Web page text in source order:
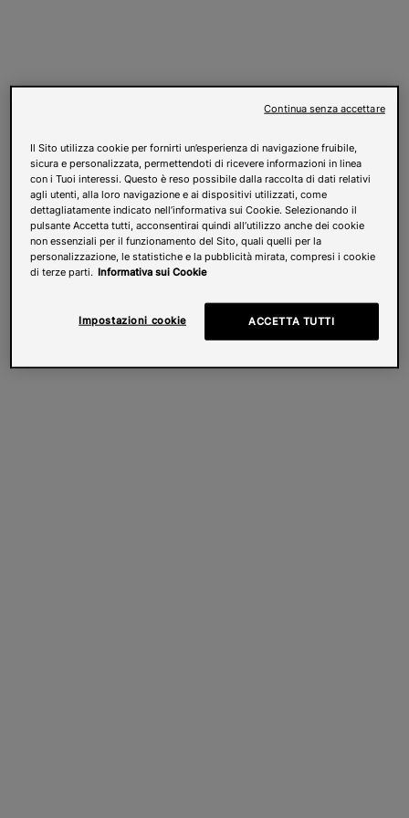
Il Sito utilizza cookie per fornirti un’esperienza di navigazione fruibile,
sicura e personalizzata, permettendoti di ricevere informazioni in linea
con i Tuoi interessi. Questo è reso possibile dalla raccolta di dati relativi
agli utenti, alla loro navigazione e ai dispositivi utilizzati, come
dettagliatamente indicato nell’informativa sui Cookie. Selezionando il
pulsante Accetta tutti, acconsentirai quindi all’utilizzo anche dei cookie
non essenziali per il funzionamento del Sito, quali quelli per la
personalizzazione, le statistiche e la pubblicità mirata, compresi i cookie
di terze parti. Informativa sui Cookie
Impostazioni cookie ACCETTA TUTTI
Continua senza accettare